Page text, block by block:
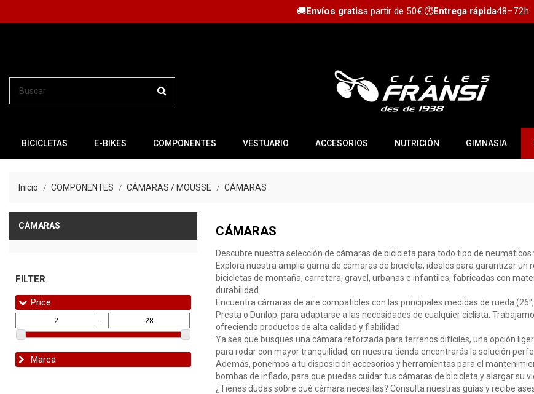
🚚Envíos gratisa partir de 50€|⏱️Entrega rápida48–72h
BICICLETAS E-BIKES COMPONENTES VESTUARIO ACCESORIOS NUTRICIÓN GIMNASIA
Inicio COMPONENTES CÁMARAS / MOUSSE CÁMARAS
CÁMARAS
FILTER
Price
-
Marca
CÁMARAS
Descubre nuestra selección de cámaras de bicicleta para todo tipo de neumáticos
Explora nuestra amplia gama de cámaras de bicicleta, ideales para garantizar
bicicletas de montaña, carretera, gravel, urbanas e infantiles, fabricadas con
durabilidad.
Encuentra cámaras de aire compatibles con las principales medidas de rueda
Presta o Dunlop, para adaptarse a las necesidades de cualquier ciclista.
ofreciendo productos de alta calidad y fiabilidad.
Ya sea que busques una cámara reforzada para terrenos difíciles, una opción
para rodar con mayor tranquilidad, en nuestra tienda encontrarás la solución
Además, ponemos a tu disposición accesorios y herramientas para el
bombas de inflado, para que puedas cuidar tus cámaras de bicicleta y alargar su
¿Tienes dudas sobre qué cámara necesitas? Consulta nuestras guías y recibe